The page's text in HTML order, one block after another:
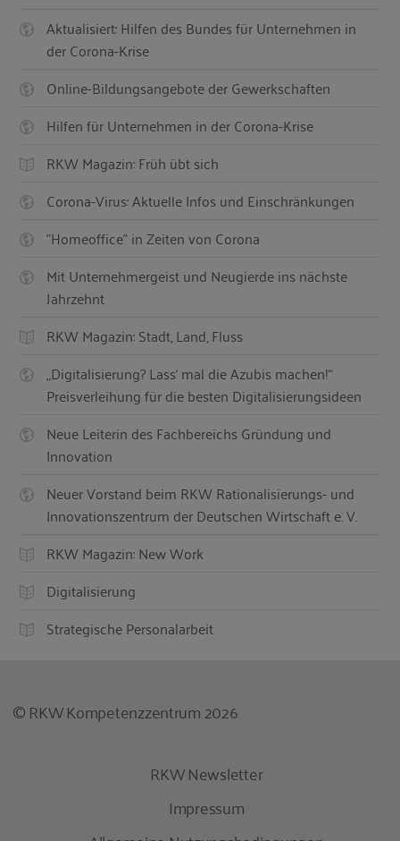
Aktualisiert: Hilfen des Bundes für Unternehmen in
der Corona-Krise
Online-Bildungsangebote der Gewerkschaften
Hilfen für Unternehmen in der Corona-Krise
RKW Magazin: Früh übt sich
Corona-Virus: Aktuelle Infos und Einschränkungen
"Homeoffice" in Zeiten von Corona
Mit Unternehmergeist und Neugierde ins nächste
Jahrzehnt
RKW Magazin: Stadt, Land, Fluss
„Digitalisierung? Lass‘ mal die Azubis machen!“
Preisverleihung für die besten Digitalisierungsideen
Neue Leiterin des Fachbereichs Gründung und
Innovation
Neuer Vorstand beim RKW Rationalisierungs- und
Innovationszentrum der Deutschen Wirtschaft e. V.
RKW Magazin: New Work
Digitalisierung
Strategische Personalarbeit
© RKW Kompetenzzentrum 2026
RKW Newsletter
Impressum